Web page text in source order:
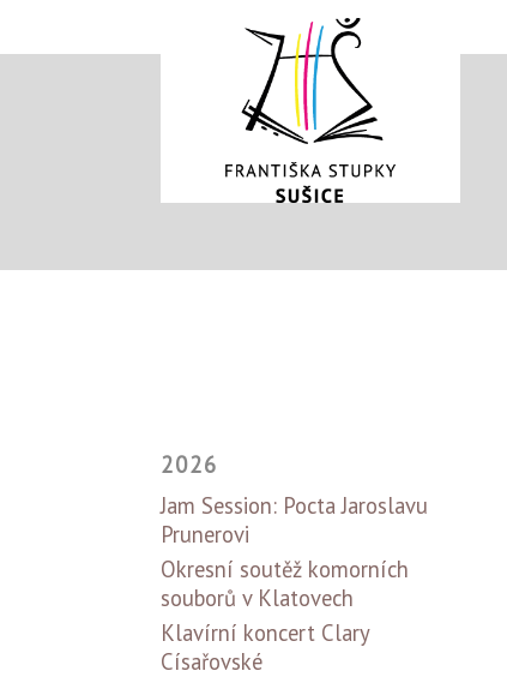
2026
Jam Session: Pocta Jaroslavu
Prunerovi
Okresní soutěž komorních
souborů v Klatovech
Klavírní koncert Clary
Císařovské